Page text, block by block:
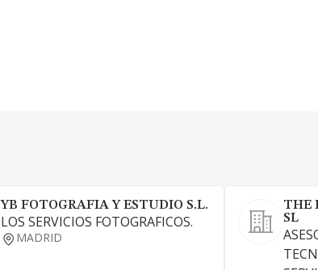
YB FOTOGRAFIA Y ESTUDIO S.L.
LOS SERVICIOS FOTOGRAFICOS.
MADRID
THE
SL